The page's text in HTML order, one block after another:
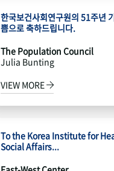
한국보건사회연구원의 51주년
쁨으로 축하드립니다.
The Population Council
Julia Bunting
VIEW MORE
To the Korea Institute for
Social Affairs...